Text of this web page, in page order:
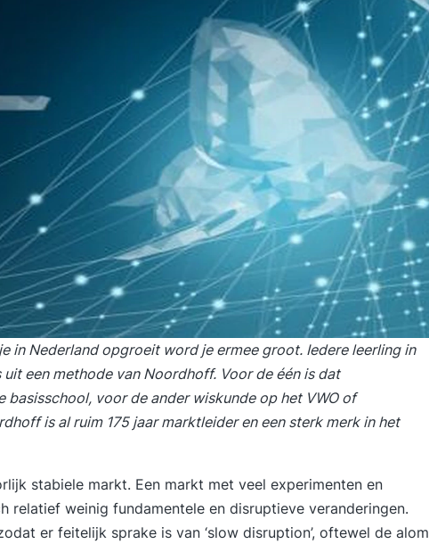
in Nederland opgroeit word je ermee groot. Iedere leerling in
een methode van Noordhoff. Voor de één is dat
basisschool, voor de ander wiskunde op het VWO of
is al ruim 175 jaar marktleider en een sterk merk in het
stabiele markt. Een markt met veel experimenten en
relatief weinig fundamentele en disruptieve veranderingen.
er feitelijk sprake is van ‘slow disruption’, oftewel de alom